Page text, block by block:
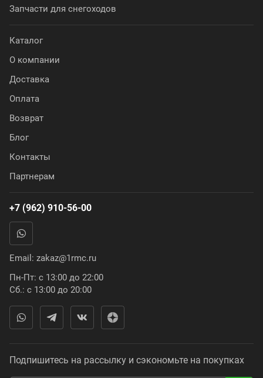
Запчасти для снегоходов
Каталог
О компании
Доставка
Оплата
Возврат
Блог
Контакты
Партнерам
+7 (962) 910-56-00
Email: zakaz@1rmc.ru
Пн-Пт: с 13:00 до 22:00
Сб.: с 13:00 до 20:00
Подпишитесь на рассылку и сэкономьте на покупках